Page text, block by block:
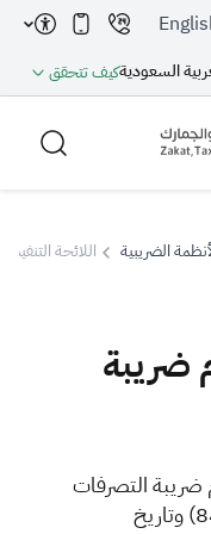
السعوديةكيف تتحقق
الضريبية اللائحة
ضريبة
ضريبة التصرفات
العقارية الصادرة بالمرسوم الملكي (م/84) وتاريخ